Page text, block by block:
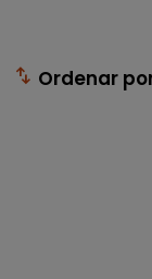
swap_vert Ordenar